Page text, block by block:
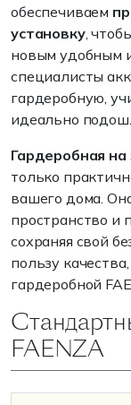
обеспечиваем
установку,
новым удобным
специалисты
гардеробную,
идеально
Гардеробная на
только
вашего дома.
пространство и
сохраняя свой
пользу
гардеробной
FAENZA